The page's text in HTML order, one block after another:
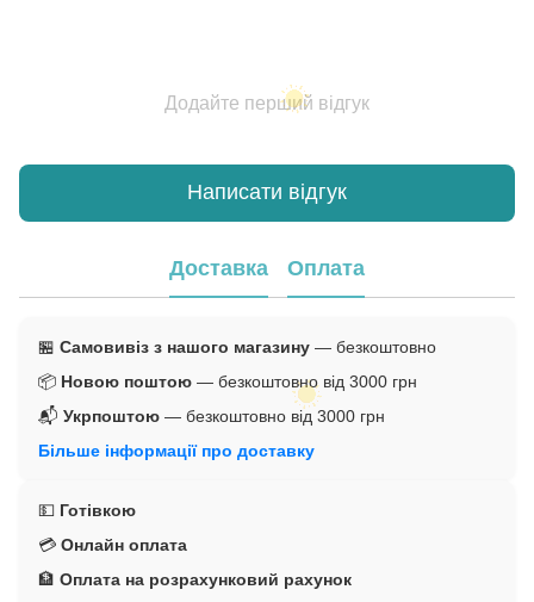
Додайте перший відгук
Написати відгук
Доставка Оплата
🏪 Самовивіз з нашого магазину — безкоштовно
📦 Новою поштою — безкоштовно від 3000 грн
📬 Укрпоштою — безкоштовно від 3000 грн
Більше інформації про доставку
💵 Готівкою
💳 Онлайн оплата
🏦 Оплата на розрахунковий рахунок